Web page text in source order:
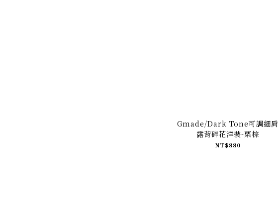
Gmade/Dark Tone可調細肩
露背碎花洋裝-栗棕
NT$880